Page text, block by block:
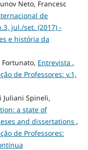
Neto, Francesc
de
jul./set. (2017) -
e história da
Entrevista ,
de Professores: v.1,
Spineli,
a state of
and dissertations ,
de Professores: